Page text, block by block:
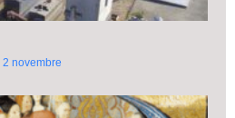
2 novembre